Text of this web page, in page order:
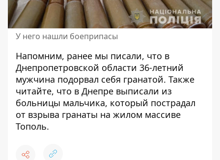
У него нашли боеприпасы
Напомним, ранее мы писали, что в
Днепропетровской области 36-летний
мужчина подорвал себя гранатой. Также
читайте, что в Днепре выписали из
больницы мальчика, который пострадал
от взрыва гранаты на жилом массиве
Тополь.